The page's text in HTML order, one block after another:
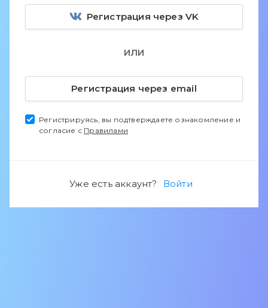
Регистрация через VK
ИЛИ
Регистрация через email
Регистрируясь, вы подтверждаете ознакомление и
согласие с Правилами
Уже есть аккаунт? Войти